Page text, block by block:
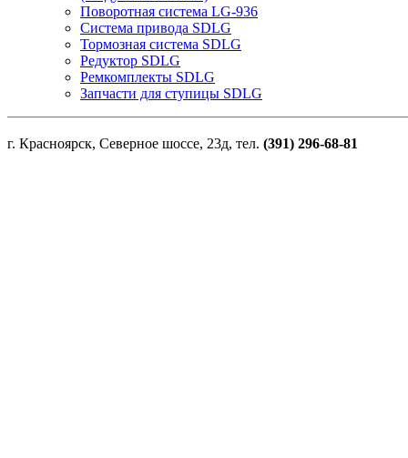
Поворотная система LG-936
Система привода SDLG
Тормозная система SDLG
Редуктор SDLG
Ремкомплекты SDLG
Запчасти для ступицы SDLG
г. Красноярск, Северное шоссе, 23д, тел. (391) 296-68-81